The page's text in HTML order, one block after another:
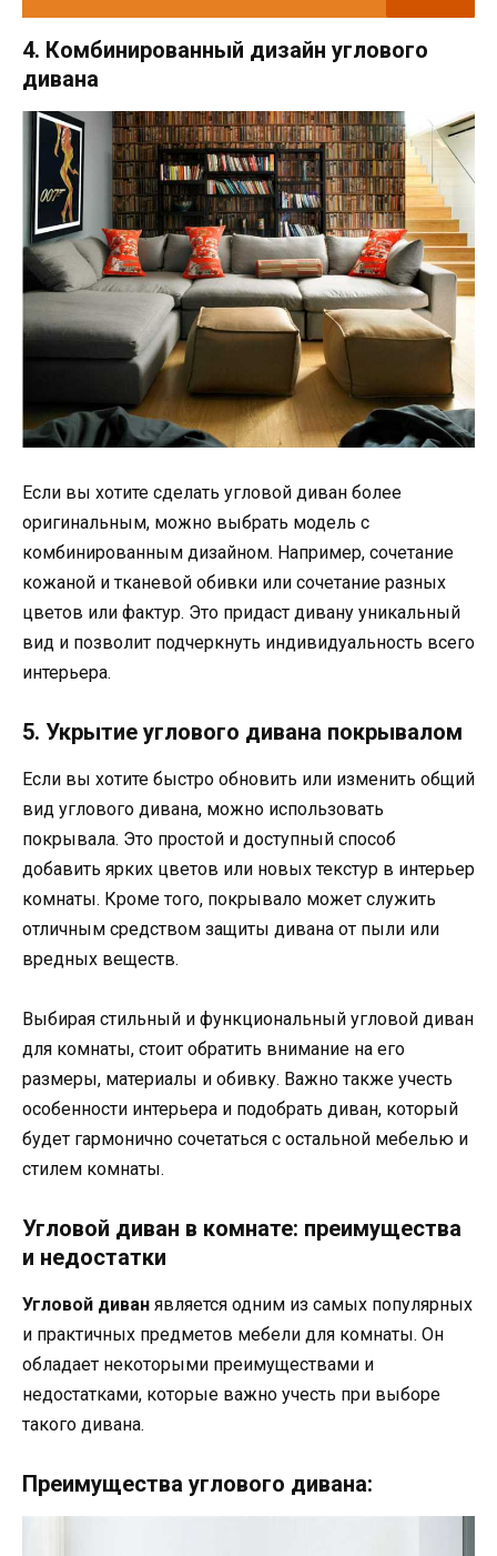
4. Комбинированный дизайн углового
дивана
Если вы хотите сделать угловой диван более
оригинальным, можно выбрать модель с
комбинированным дизайном. Например, сочетание
кожаной и тканевой обивки или сочетание разных
цветов или фактур. Это придаст дивану уникальный
вид и позволит подчеркнуть индивидуальность всего
интерьера.
5. Укрытие углового дивана покрывалом
Если вы хотите быстро обновить или изменить общий
вид углового дивана, можно использовать
покрывала. Это простой и доступный способ
добавить ярких цветов или новых текстур в интерьер
комнаты. Кроме того, покрывало может служить
отличным средством защиты дивана от пыли или
вредных веществ.
Выбирая стильный и функциональный угловой диван
для комнаты, стоит обратить внимание на его
размеры, материалы и обивку. Важно также учесть
особенности интерьера и подобрать диван, который
будет гармонично сочетаться с остальной мебелью и
стилем комнаты.
Угловой диван в комнате: преимущества
и недостатки
Угловой диван является одним из самых популярных
и практичных предметов мебели для комнаты. Он
обладает некоторыми преимуществами и
недостатками, которые важно учесть при выборе
такого дивана.
Преимущества углового дивана: